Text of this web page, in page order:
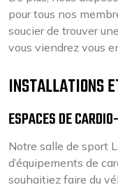
pour tous nos
soucier de trouver
vous viendrez vous
INSTALLATIONS
ESPACES DE
Notre salle de sport
d’équipements de
souhaitiez faire du